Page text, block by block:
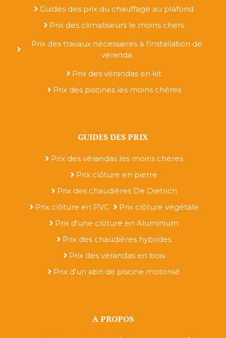
Guides des prix du chauffage au plafond
Prix des climatiseurs le moins chers
Prix des travaux nécessaires à l'installation de
véranda
Prix des vérandas en kit
Prix des piscines les moins chères
GUIDES DES PRIX
Prix des vérandas les moins chères
Prix clôture en pierre
Prix des chaudières De Dietrich
Prix clôture en PVC
Prix clôture végétale
Prix d'une clôture en Aluminium
Prix des chaudières hybrides
Prix des vérandas en bois
Prix d'un abri de piscine motorisé
A PROPOS